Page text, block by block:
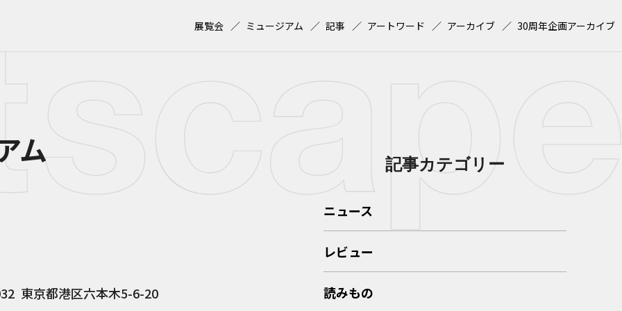
展覧会 ミュージアム 記事 アートワード アーカイブ 30周年企画アーカイブ
ム
東京都港区六本木5-6-20
記事カテゴリー
ニュース
レビュー
読みもの